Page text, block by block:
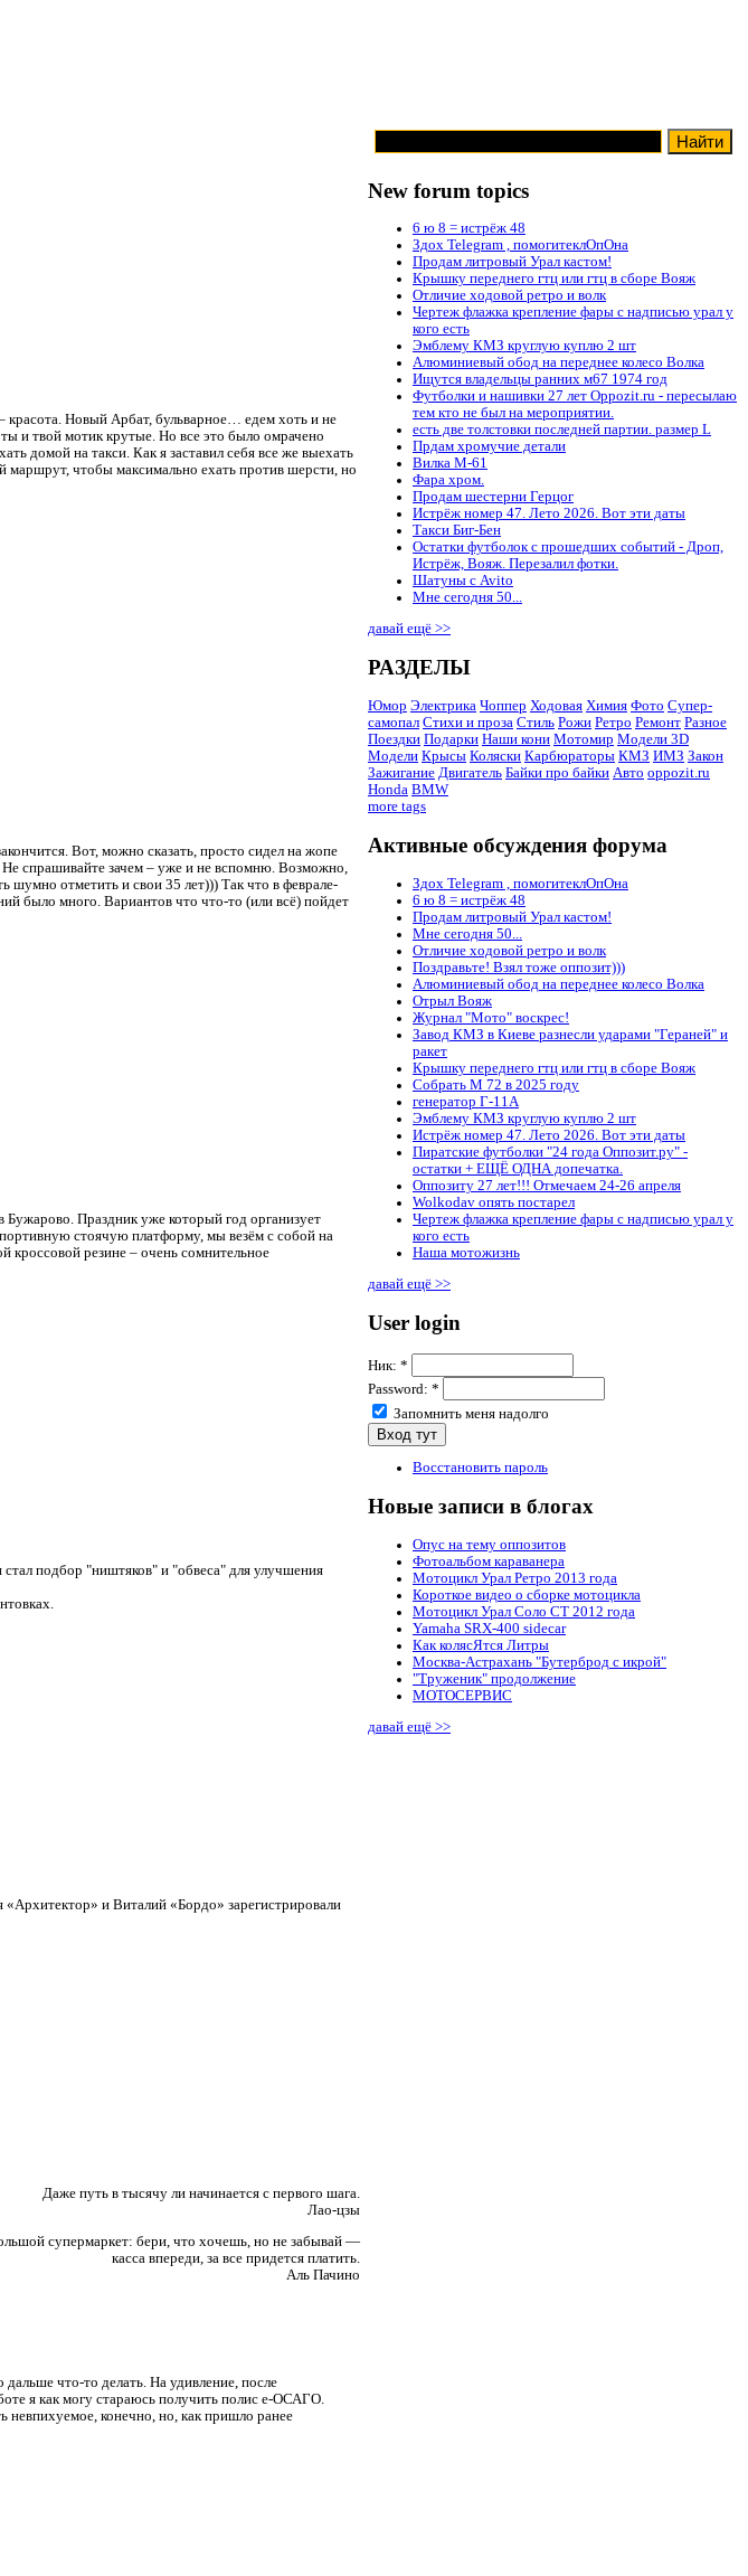
красота. Новый Арбат, бульварное… едем хоть и не
и твой мотик крутые. Но все это было омрачено
домой на такси. Как я заставил себя все же выехать
чтобы максимально ехать против шерсти, но
Вот, можно сказать, просто сидел на жопе
Не спрашивайте зачем – уже и не вспомню. Возможно,
шумно отметить и свои 35 лет))) Так что в феврале-
было много. Вариантов что что-то (или всё) пойдет
Праздник уже который год организует
стоячую платформу, мы везём с собой на
кроссовой резине – очень сомнительное
подбор "ништяков" и "обвеса" для улучшения
и Виталий «Бордо» зарегистрировали
Даже путь в тысячу ли начинается с первого шага.
Лао-цзы
супермаркет: бери, что хочешь, но не забывай —
касса впереди, за все придется платить.
Аль Пачино
что-то делать. На удивление, после
я как могу стараюсь получить полис е-ОСАГО.
невпихуемое, конечно, но, как пришло ранее
New forum topics
6 ю 8 = истрёж 48
Здох Telegram , помогитеклОпОна
Продам литровый Урал кастом!
Крышку переднего гтц или гтц в сборе Вояж
Отличие ходовой ретро и волк
Чертеж флажка крепление фары с надписью урал у
кого есть
Эмблему КМЗ круглую куплю 2 шт
Алюминиевый обод на переднее колесо Волка
Ищутся владельцы ранних м67 1974 год
Футболки и нашивки 27 лет Oppozit.ru - пересылаю
тем кто не был на мероприятии.
есть две толстовки последней партии. размер L
Прдам хромучие детали
Вилка М-61
Фара хром.
Продам шестерни Герцог
Истрёж номер 47. Лето 2026. Вот эти даты
Такси Биг-Бен
Остатки футболок с прошедших событий - Дроп,
Истрёж, Вояж. Перезалил фотки.
Шатуны с Avito
Мне сегодня 50...
давай ещё >>
РАЗДЕЛЫ
Юмор Электрика Чоппер Ходовая Химия Фото Супер-
самопал Стихи и проза Стиль Рожи Ретро Ремонт Разное
Поездки Подарки Наши кони Мотомир Модели 3D
Модели Крысы Коляски Карбюраторы КМЗ ИМЗ Закон
Зажигание Двигатель Байки про байки Авто oppozit.ru
Honda BMW
more tags
Активные обсуждения форума
Здох Telegram , помогитеклОпОна
6 ю 8 = истрёж 48
Продам литровый Урал кастом!
Мне сегодня 50...
Отличие ходовой ретро и волк
Поздравьте! Взял тоже оппозит)))
Алюминиевый обод на переднее колесо Волка
Отрыл Вояж
Журнал "Мото" воскрес!
Завод КМЗ в Киеве разнесли ударами "Гераней" и
ракет
Крышку переднего гтц или гтц в сборе Вояж
Собрать М 72 в 2025 году
генератор Г-11А
Эмблему КМЗ круглую куплю 2 шт
Истрёж номер 47. Лето 2026. Вот эти даты
Пиратские футболки "24 года Оппозит.ру" -
остатки + ЕЩЁ ОДНА допечатка.
Оппозиту 27 лет!!! Отмечаем 24-26 апреля
Wolkodav опять постарел
Чертеж флажка крепление фары с надписью урал у
кого есть
Наша мотожизнь
давай ещё >>
User login
Ник: *
Password: *
Запомнить меня надолго
Восстановить пароль
Новые записи в блогах
Опус на тему оппозитов
Фотоальбом караванера
Мотоцикл Урал Ретро 2013 года
Короткое видео о сборке мотоцикла
Мотоцикл Урал Соло СТ 2012 года
Yamaha SRX-400 sidecar
Как колясЯтся Литры
Москва-Астрахань "Бутерброд с икрой"
"Труженик" продолжение
МОТОСЕРВИС
давай ещё >>